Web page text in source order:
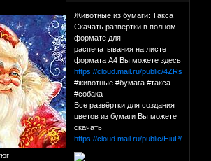
Животные из бумаги: Такса
Скачать развёртки в полном
формате для
распечатывания на листе
формата А4 Вы можете здесь
https://cloud.mail.ru/public/4ZRs/
#животные #бумага #такса
#собака
Все развёртки для создания
цветов из бумаги Вы можете
скачать
https://cloud.mail.ru/public/HiuP/